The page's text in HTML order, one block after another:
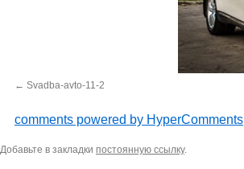
Svadba-avto-11-2
comments powered by HyperComments
Добавьте в закладки постоянную ссылку.